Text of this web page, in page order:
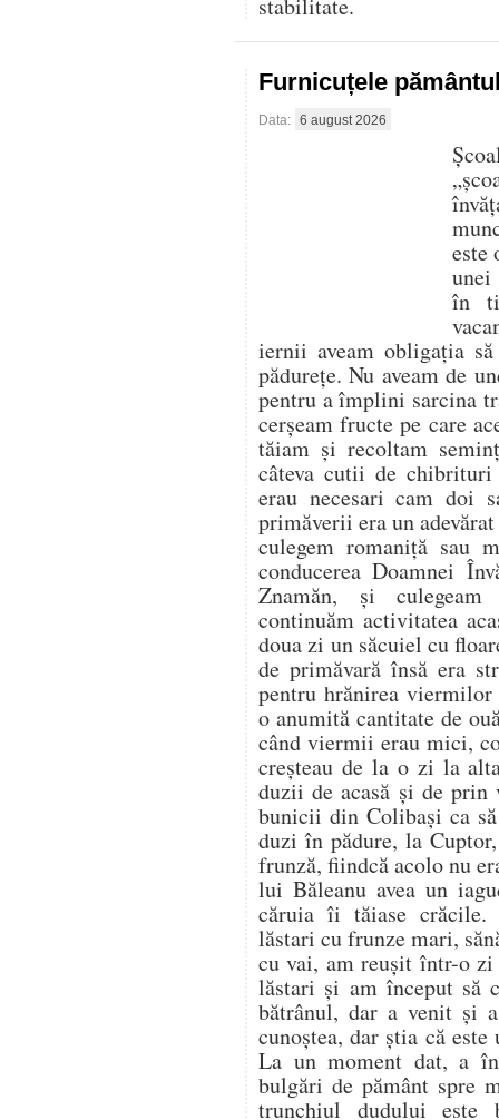
stabilitate.
Furnicuțele
Data: 6 august 2026
este
unei
în
iernii aveam obligația
pădurețe. Nu aveam de
pentru a împlini sarcina
cerșeam fructe pe care
tăiam și recoltam
câteva cutii de chibrituri
erau necesari cam doi
primăverii era un
culegem romaniță sau
conducerea Doamnei
Znamăn, și
continuăm activitatea
doua zi un săcuiel cu
de primăvară însă era
pentru hrănirea viermilor
o anumită cantitate de
când viermii erau mici,
creșteau de la o zi la
duzii de acasă și de prin
bunicii din Colibași ca
duzi în pădure, la
frunză, fiindcă acolo nu
lui Băleanu avea un
căruia îi tăiase crăcile.
lăstari cu frunze mari,
cu vai, am reușit într-o
lăstari și am început să
bătrânul, dar a venit și
cunoștea, dar știa că
La un moment dat, a
bulgări de pământ spre
trunchiul dudului este